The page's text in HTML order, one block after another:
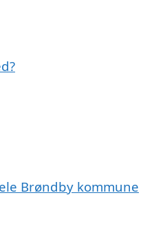
Brøndby kommune